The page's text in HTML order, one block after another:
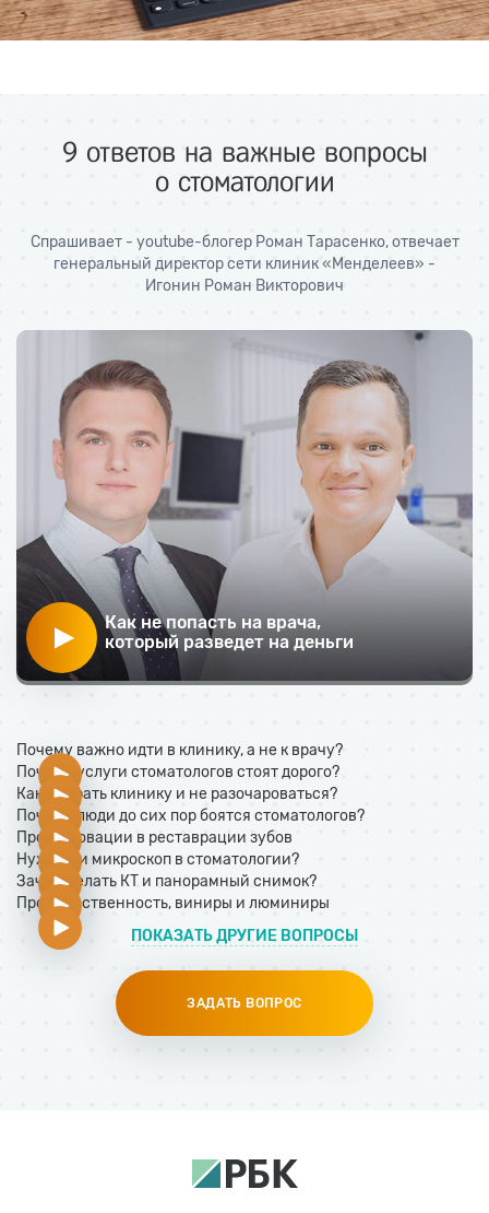
9 ответов на важные вопросы
о стоматологии
Спрашивает - youtube-блогер Роман Тарасенко,отвечает
генеральный директор сети клиник «Менделеев» -
Игонин Роман Викторович
Как не попасть на врача,
который разведет на деньги
Почему важно идти в клинику, а не к врачу?
Почему услуги стоматологов стоят дорого?
Как выбрать клинику и не разочароваться?
Почему люди до сих пор боятся стоматологов?
Про инновации в реставрации зубов
Нужен ли микроскоп в стоматологии?
Зачем делать КТ и панорамный снимок?
Про естественность, виниры и люминиры
ПОКАЗАТЬ ДРУГИЕ ВОПРОСЫ
ЗАДАТЬ ВОПРОС